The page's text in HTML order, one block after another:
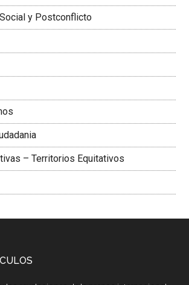
y Postconflicto
– Territorios Equitativos